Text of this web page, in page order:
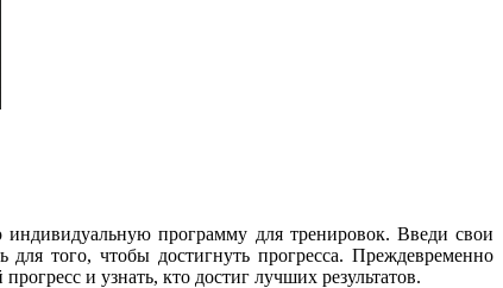
программу для тренировок. Введи свои
того, чтобы достигнуть прогресса. Преждевременно
и узнать, кто достиг лучших результатов.